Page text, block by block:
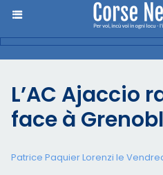
L’AC Ajaccio
face à
Patrice Paquier Lorenzi le